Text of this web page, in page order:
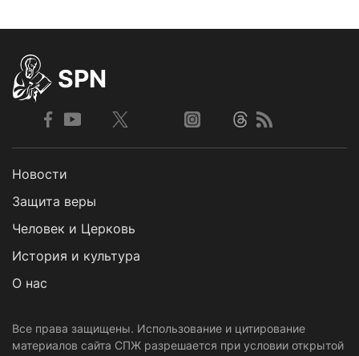
SPN
Новости
Защита веры
Человек и Церковь
История и культура
О нас
Все права защищены. Использование и цитирование
материалов сайта СПЖ разрешается при условии открытой